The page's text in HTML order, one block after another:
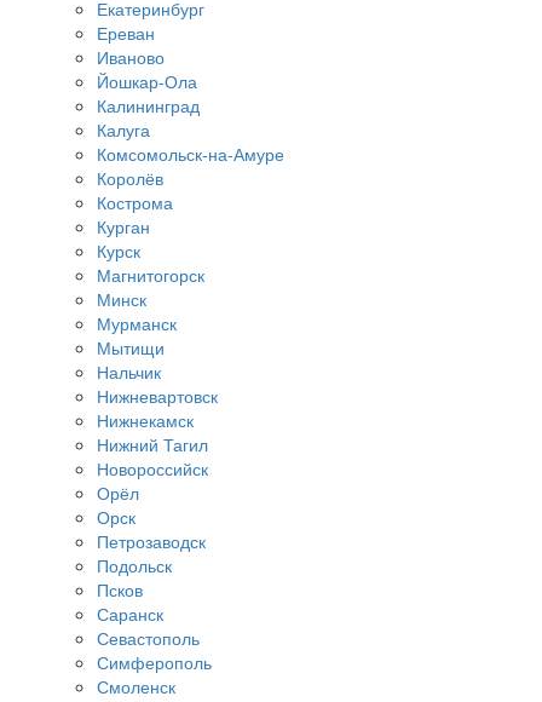
Екатеринбург
Ереван
Иваново
Йошкар-Ола
Калининград
Калуга
Комсомольск-на-Амуре
Королёв
Кострома
Курган
Курск
Магнитогорск
Минск
Мурманск
Мытищи
Нальчик
Нижневартовск
Нижнекамск
Нижний Тагил
Новороссийск
Орёл
Орск
Петрозаводск
Подольск
Псков
Саранск
Севастополь
Симферополь
Смоленск